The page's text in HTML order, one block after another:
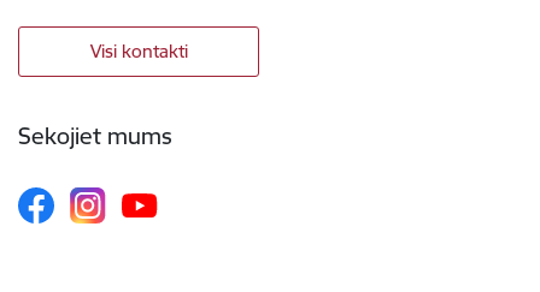
Visi kontakti
Sekojiet mums